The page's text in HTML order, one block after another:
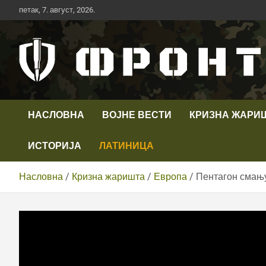
Скип
то
петак, 7. август, 2026.
Телевизија ФРОНТ
НАСЛОВНА ВОЈНЕ ВЕСТИ КРИЗНА
ИСТОРИЈА ЛАТИНИЦА
Насловна Кризна жаришта Европа Пентагон